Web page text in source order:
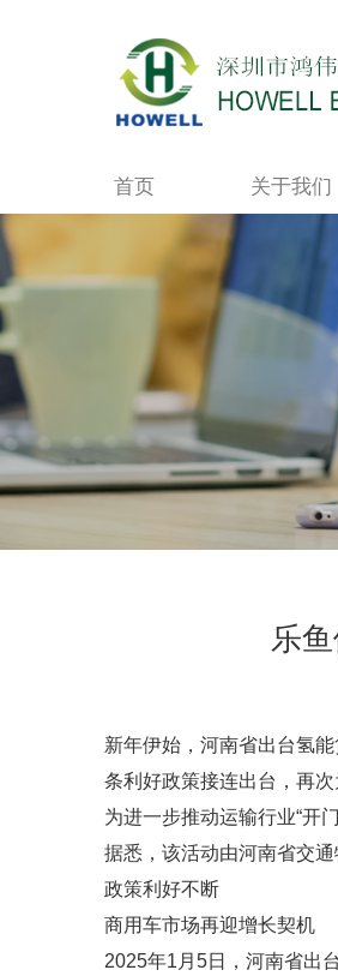
首页 关于我们
乐
新年伊始，河南省出台氢
条利好政策接连出台，再
为进一步推动运输行业“开
据悉，该活动由河南省交
政策利好不断
商用车市场再迎增长契机
2025年1月5日，河南省出